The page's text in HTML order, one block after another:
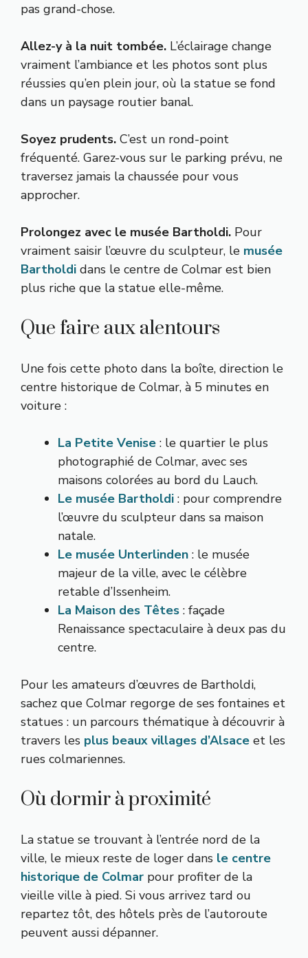
pas grand-chose.
Allez-y à la nuit tombée. L’éclairage change
vraiment l’ambiance et les photos sont plus
réussies qu’en plein jour, où la statue se fond
dans un paysage routier banal.
Soyez prudents. C’est un rond-point
fréquenté. Garez-vous sur le parking prévu, ne
traversez jamais la chaussée pour vous
approcher.
Prolongez avec le musée Bartholdi. Pour
vraiment saisir l’œuvre du sculpteur, le musée
Bartholdi dans le centre de Colmar est bien
plus riche que la statue elle-même.
Que faire aux alentours
Une fois cette photo dans la boîte, direction le
centre historique de Colmar, à 5 minutes en
voiture :
La Petite Venise : le quartier le plus
photographié de Colmar, avec ses
maisons colorées au bord du Lauch.
Le musée Bartholdi : pour comprendre
l’œuvre du sculpteur dans sa maison
natale.
Le musée Unterlinden : le musée
majeur de la ville, avec le célèbre
retable d’Issenheim.
La Maison des Têtes : façade
Renaissance spectaculaire à deux pas du
centre.
Pour les amateurs d’œuvres de Bartholdi,
sachez que Colmar regorge de ses fontaines et
statues : un parcours thématique à découvrir à
travers les plus beaux villages d’Alsace et les
rues colmariennes.
Où dormir à proximité
La statue se trouvant à l’entrée nord de la
ville, le mieux reste de loger dans le centre
historique de Colmar pour profiter de la
vieille ville à pied. Si vous arrivez tard ou
repartez tôt, des hôtels près de l’autoroute
peuvent aussi dépanner.